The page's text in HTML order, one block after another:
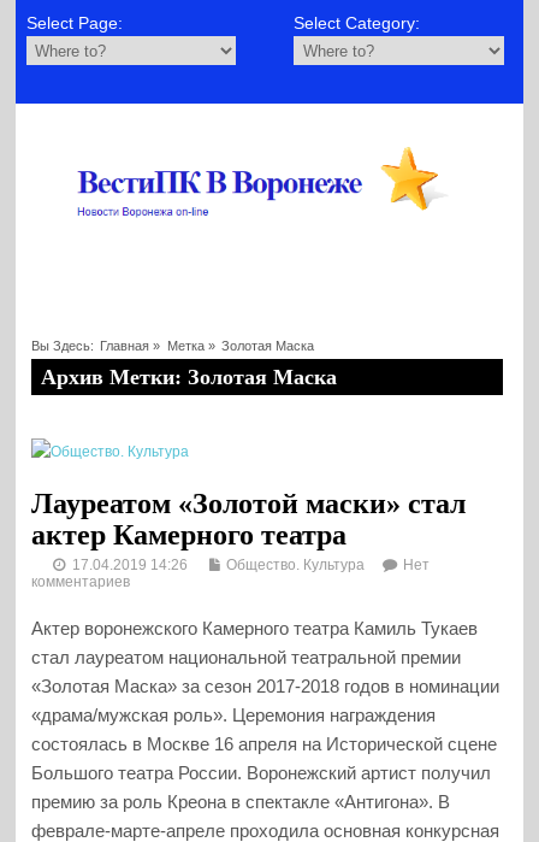
Select Page: Select Category:
Вы Здесь: Главная » Метка » Золотая Маска
Архив Метки: Золотая Маска
Лауреатом «Золотой маски» стал
актер Камерного театра
17.04.2019 14:26 Общество. Культура
Нет
комментариев
Актер воронежского Камерного театра Камиль Тукаев
стал лауреатом национальной театральной премии
«Золотая Маска» за сезон 2017-2018 годов в номинации
«драма/мужская роль». Церемония награждения
состоялась в Москве 16 апреля на Исторической сцене
Большого театра России. Воронежский артист получил
премию за роль Креона в спектакле «Антигона». В
феврале-марте-апреле проходила основная конкурсная